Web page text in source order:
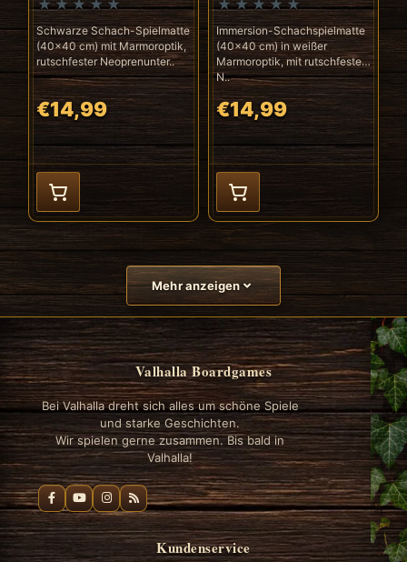
Schwarze Schach-Spielmatte
(40x40 cm) mit Marmoroptik,
rutschfester Neoprenunter..
€14,99
Immersion-Schachspielmatte
(40x40 cm) in weißer
Marmoroptik, mit rutschfester
N..
€14,99
Mehr anzeigen
Valhalla Boardgames
Bei Valhalla dreht sich alles um schöne Spiele
und starke Geschichten.
Wir spielen gerne zusammen. Bis bald in
Valhalla!
Kundenservice